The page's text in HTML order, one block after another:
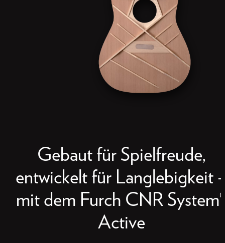
Gebaut für Spielfreude,
entwickelt für Langlebigkeit
mit dem Furch CNR
Active